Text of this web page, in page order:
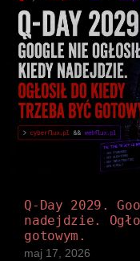
Q-Day 2029.
nadejdzie.
gotowym.
maj 17, 2026